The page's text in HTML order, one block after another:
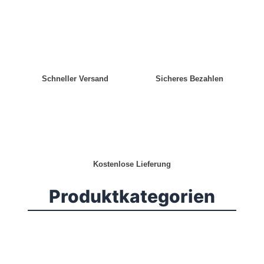
Schneller Versand Sicheres Bezahlen
Kostenlose Lieferung
Produktkategorien